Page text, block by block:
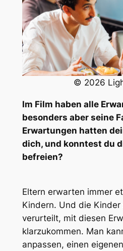
© 2026
Im Film haben alle
besonders aber seine
Erwartungen hatten
dich, und konntest du
befreien?
Eltern erwarten immer
Kindern. Und die Kinder
verurteilt, mit diesen
klarzukommen. Man
anpassen, einen